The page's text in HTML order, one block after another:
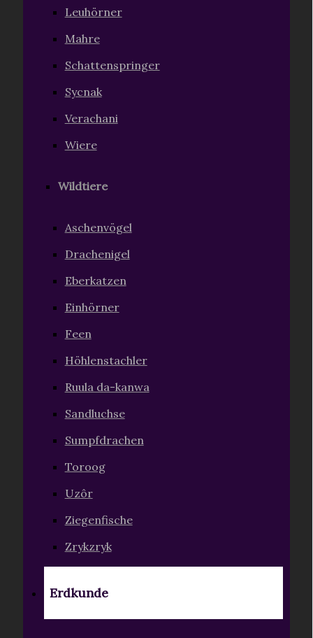
Leuhörner
Mahre
Schattenspringer
Sycnak
Verachani
Wiere
Wildtiere
Aschenvögel
Drachenigel
Eberkatzen
Einhörner
Feen
Höhlenstachler
Ruula da-kanwa
Sandluchse
Sumpfdrachen
Toroog
Uzôr
Ziegenfische
Zrykzryk
Erdkunde